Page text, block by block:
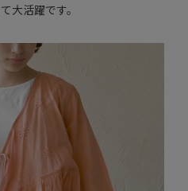
大活躍です。